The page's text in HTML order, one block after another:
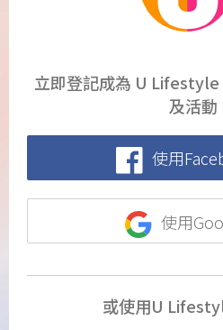
立即登記成為 U Lifestyle
及活動
使用
使用
或使用U